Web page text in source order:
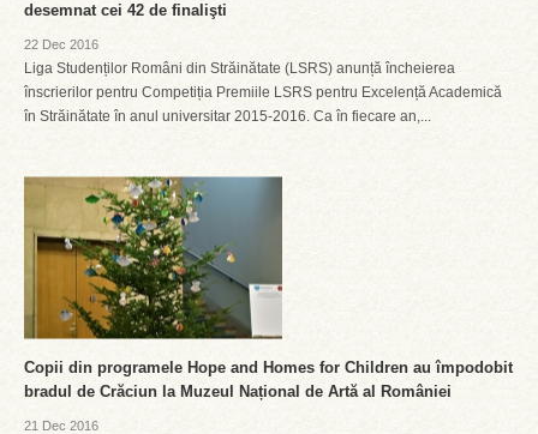
desemnat cei 42 de finalişti
22 Dec 2016
Liga Studenților Români din Străinătate (LSRS) anunță încheierea
înscrierilor pentru Competiția Premiile LSRS pentru Excelență Academică
în Străinătate în anul universitar 2015-2016. Ca în fiecare an,...
Copii din programele Hope and Homes for Children au împodobit
bradul de Crăciun la Muzeul Național de Artă al României
21 Dec 2016